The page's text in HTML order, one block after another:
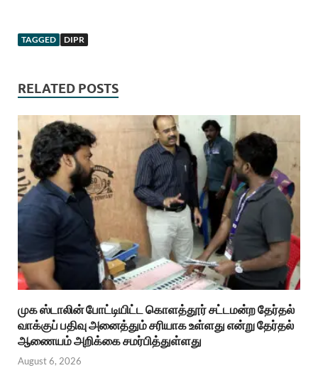
TAGGED DIPR
RELATED POSTS
முக ஸ்டாலின் போட்டியிட்ட கொளத்தூர் சட்டமன்ற தேர்தல்
வாக்குப் பதிவு அனைத்தும் சரியாக உள்ளது என்று தேர்தல்
ஆணையம் அறிக்கை சமர்பித்துள்ளது
August 6, 2026